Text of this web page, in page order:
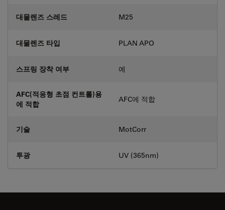
대물렌즈 스레드 M25
대물렌즈 타입 PLAN APO
스프링 장착 여부 예
AFC(적응형 초점 컨트롤)용
에 적합
AFC에 적합
기술 MotCorr
투광 UV (365nm)